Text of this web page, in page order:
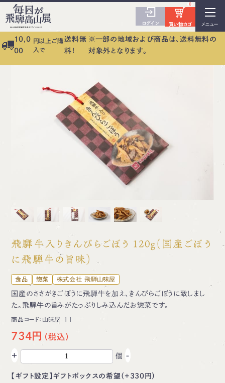
メニュー
ログイン 買い物カゴ
0
10,0
00
円以上ご購
入で
送料無
料！
※一部の地域および商品は、送料無料の
対象外となります。
飛騨牛入りきんぴらごぼう 120g（国産ごぼう
に飛騨牛の旨味）
食品 惣菜 株式会社 飛騨山味屋
国産のささがきごぼうに飛騨牛を加え、きんぴらごぼうに致しまし
た。飛騨牛の旨みがたっぷりしみ込んだお惣菜です。
商品コード： 山味屋-11
734円
+ 個 -
【ギフト設定】ギフトボックスの希望（+330円）